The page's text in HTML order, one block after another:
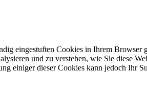
eingestuften Cookies in Ihrem Browser
und zu verstehen, wie Sie diese
einiger dieser Cookies kann jedoch Ihr